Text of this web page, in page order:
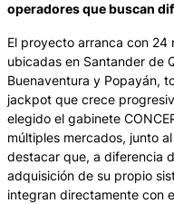
operadores que buscan
El proyecto arranca con 24
ubicadas en Santander de
Buenaventura y Popayán,
jackpot que crece
elegido el gabinete
múltiples mercados, junto
destacar que, a diferencia
adquisición de su propio
integran directamente con